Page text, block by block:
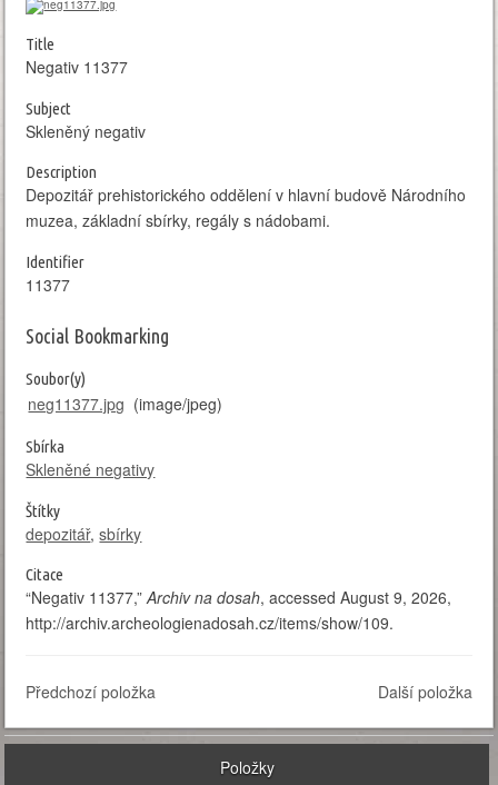
Title
Negativ 11377
Subject
Skleněný negativ
Description
Depozitář prehistorického oddělení v hlavní budově Národního
muzea, základní sbírky, regály s nádobami.
Identifier
11377
Social Bookmarking
Soubor(y)
neg11377.jpg (image/jpeg)
Sbírka
Skleněné negativy
Štítky
depozitář,sbírky
Citace
“Negativ 11377,”Archiv na dosah, accessed August 9, 2026,
http://archiv.archeologienadosah.cz/items/show/109.
Předchozí položka Další položka
Položky